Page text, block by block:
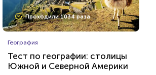
Проходили 1034 раза
География
Тест по географии: столицы
Южной и Северной Америки